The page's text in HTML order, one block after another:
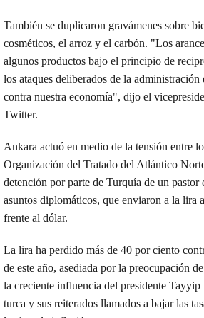
También se duplicaron gravámenes sobre
cosméticos, el arroz y el carbón. "Los
algunos productos bajo el principio de
los ataques deliberados de la
contra nuestra economía", dijo el
Twitter.
Ankara actuó en medio de la tensión entre
Organización del Tratado del Atlántico
detención por parte de Turquía de un pastor
asuntos diplomáticos, que enviaron a la lira
frente al dólar.
La lira ha perdido más de 40 por ciento
de este año, asediada por la preocupación
la creciente influencia del presidente Tayyip
turca y sus reiterados llamados a bajar las